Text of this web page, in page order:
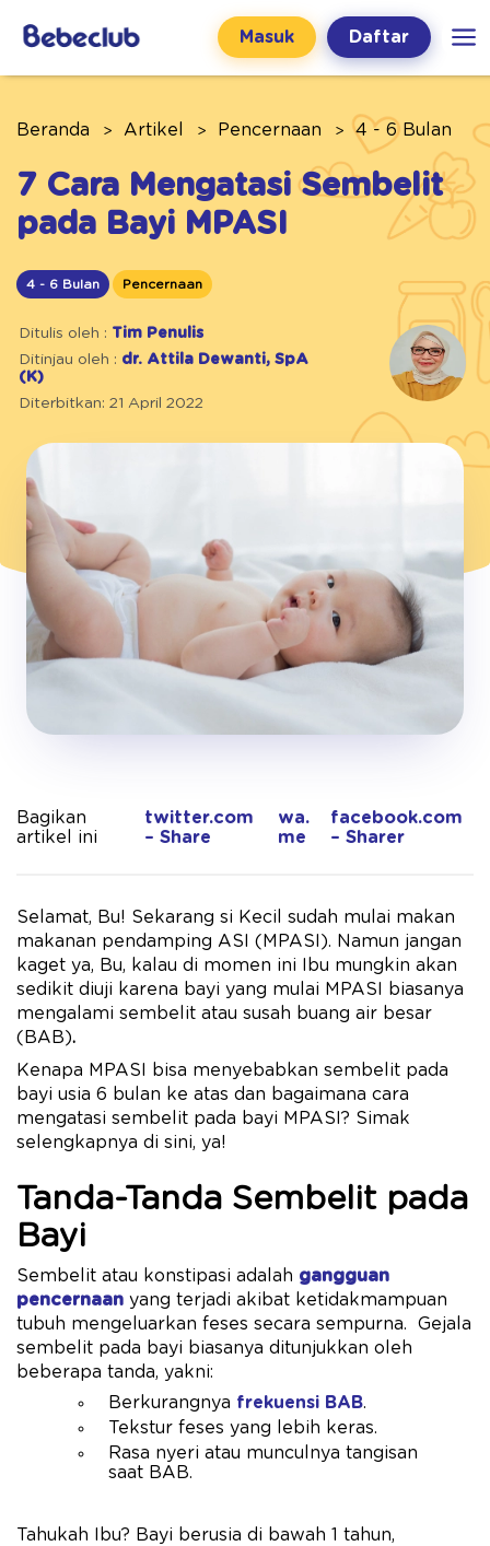
Masuk Daftar
Beranda Artikel Pencernaan 4 - 6 Bulan
7 Cara Mengatasi Sembelit
pada Bayi MPASI
4 - 6 Bulan Pencernaan
Ditulis oleh : Tim Penulis
Ditinjau oleh : dr. Attila Dewanti, SpA
(K)
Diterbitkan: 21 April 2022
Bagikan
artikel ini
twitter.com
– Share
wa.
me
facebook.com
– Sharer
Selamat, Bu! Sekarang si Kecil sudah mulai makan
makanan pendamping ASI (MPASI). Namun jangan
kaget ya, Bu, kalau di momen ini Ibu mungkin akan
sedikit diuji karena bayi yang mulai MPASI
biasanya
mengalami sembelit atau susah buang air besar
(BAB).
Kenapa MPASI bisa menyebabkan sembelit pada
bayi usia 6 bulan ke atas dan bagaimana cara
mengatasi sembelit pada bayi MPASI? Simak
selengkapnya di sini, ya!
Tanda-Tanda Sembelit pada
Bayi
Sembelit atau konstipasi adalah gangguan
pencernaan yang terjadi akibat ketidakmampuan
tubuh mengeluarkan feses secara sempurna. Gejala
sembelit pada bayi biasanya ditunjukkan oleh
beberapa tanda, yakni:
Berkurangnya frekuensi BAB.
Tekstur feses yang lebih keras.
Rasa nyeri atau munculnya tangisan
saat BAB.
Tahukah Ibu? Bayi berusia di bawah 1 tahun,